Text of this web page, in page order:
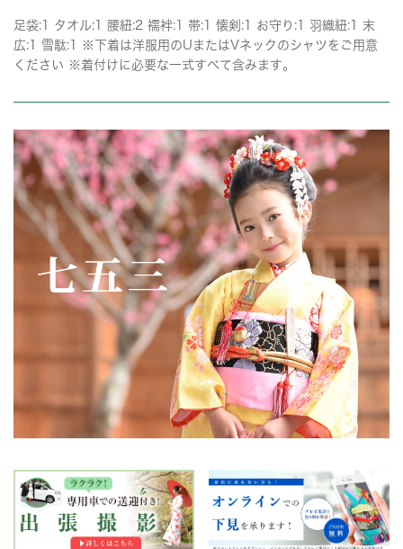
足袋:1 タオル:1 腰紐:2 襦袢:1 帯:1 懐剣:1 お守り:1 羽織紐:1 末
広:1 雪駄:1 ※下着は洋服用のUまたはVネックのシャツをご用意
ください ※着付けに必要な一式すべて含みます。